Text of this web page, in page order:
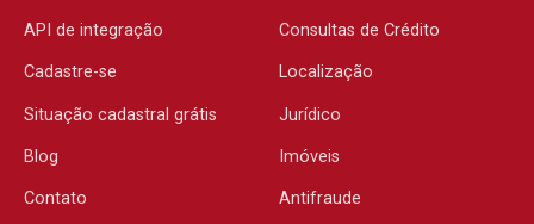
Consultas de Crédito
Localização
Jurídico
Imóveis
Antifraude
API de integração
Cadastre-se
Situação cadastral grátis
Blog
Contato